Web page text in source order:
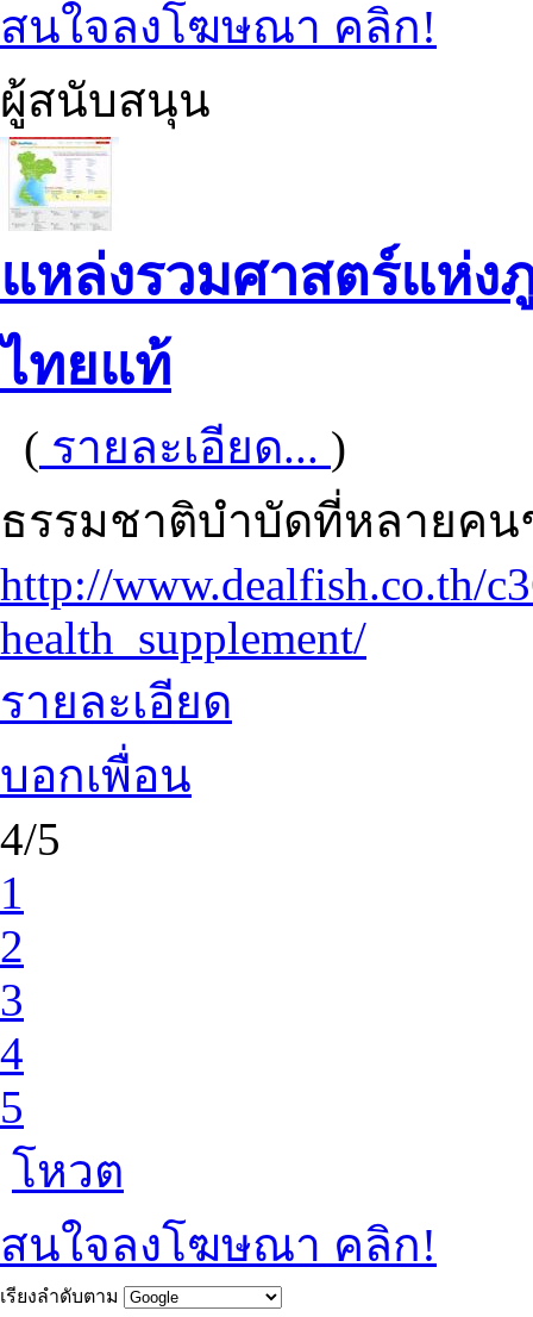
สนใจลงโฆษณา คลิก!
ผู้สนับสนุน
แหล่งรวมศาสตร์แห่
ไทยแท้
( รายละเอียด... )
ธรรมชาติบำบัดที่หลายค
http://www.dealfish.co.th/
health_supplement/
รายละเอียด
บอกเพื่อน
4/5
1
2
3
4
5
โหวต
สนใจลงโฆษณา คลิก!
เรียงลำดับตาม